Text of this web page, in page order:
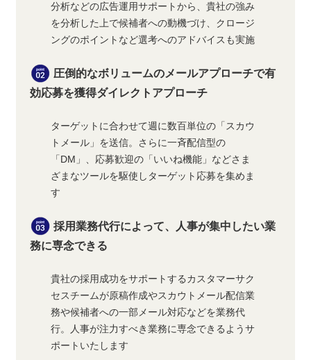
分析などの広告運用サポートから、貴社の強み
を分析した上で候補者への動機づけ、クロージ
ングのポイントなど選考へのアドバイスも実施
圧倒的なボリュームのメールアプローチで有
効応募を獲得ダイレクトアプローチ
ターゲットに合わせて週に数百単位の「スカウ
トメール」を送信。さらに一斉配信型の
「DM」、応募歓迎の「いいね機能」などさま
ざまなツールを駆使しターゲット応募を集めま
す
採用業務代行によって、人事が集中したい業
務に専念できる
貴社の採用成功をサポートするカスタマーサク
セスチームが原稿作成やスカウトメール配信業
務や候補者への一部メール対応などを業務代
行。人事が注力すべき業務に専念できるようサ
ポートいたします